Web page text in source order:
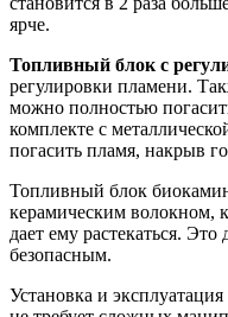
ярче.
Топливный блок с
регулировки пламени.
можно полностью
комплекте с
погасить пламя, накрыв
Топливный блок
керамическим волокном,
дает ему растекаться.
безопасным.
Установка и